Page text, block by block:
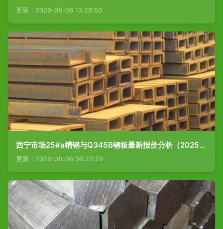
更新：2026-08-06 13:28:50
西宁市场25#a槽钢与Q345B钢板最新报价分析（2025年）
更新：2026-08-06 06:22:29